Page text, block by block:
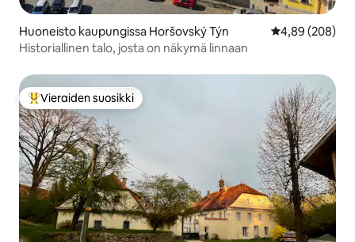
Huoneisto kaupungissa Horšovský Týn
4,89 (208)
Historiallinen talo, josta on näkymä linnaan
Vieraiden suosikkien parhaimmistoa
Vieraiden suosikki